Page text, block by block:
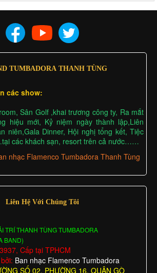
TUMBADORA THANH TÙNG
các show:
Sân Golf ,khai trương công ty, Ra mắt
hiệu mới, Kỷ niệm ngày thành lập,Liên
niên,Gala Dinner, Hội nghị tổng kết, Tiệc
các khách sạn, resort trên cả nước……
Liên Hệ Với Chúng Tôi
TRÍ THANH TÙNG TUMBADORA
BAND)
Cấp tại TPHCM
Ban nhạc Flamenco Tumbadora
SỐ 02, PHƯỜNG 16, QUẬN GÒ